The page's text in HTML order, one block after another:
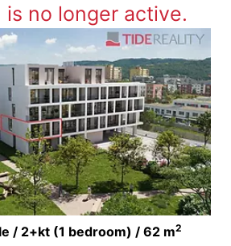
is no longer active.
/ 2+kt (1 bedroom) / 62 m2